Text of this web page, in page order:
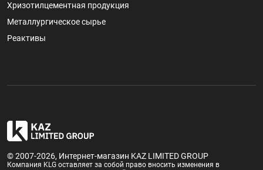
Хризотилцементная продукция
Металлургическое сырье
Реактивы
© 2007-2026, Интернет-магазин KAZ LIMITED GROUP
Компания KLG оставляет за собой право вносить изменения в